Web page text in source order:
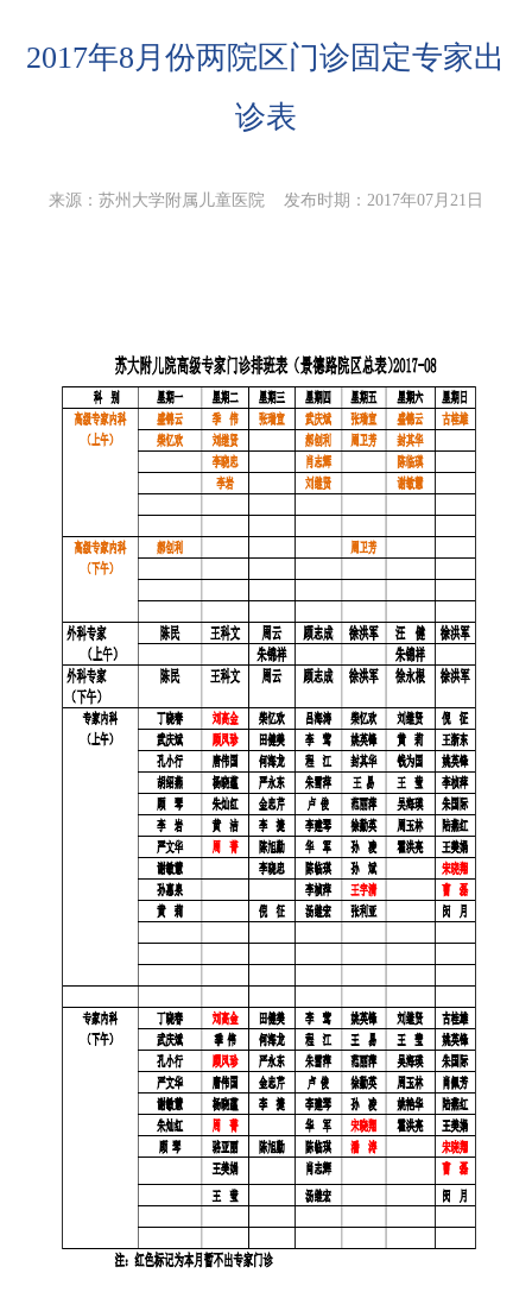
2017年8月份两院区门诊固定专家出
诊表
来源：苏州大学附属儿童医院 发布时期：2017年07月21日